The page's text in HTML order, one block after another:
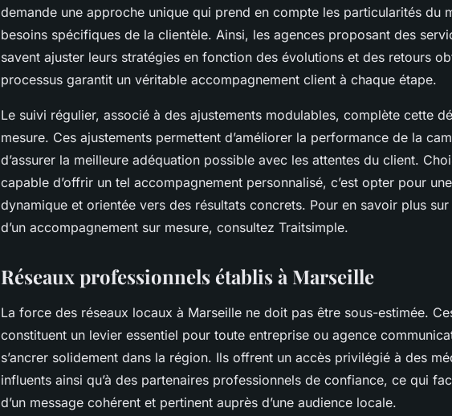
demande une approche unique qui prend en compte les particularités du
besoins spécifiques de la clientèle. Ainsi, les agences proposant des
savent ajuster leurs stratégies en fonction des évolutions et des retours
processus garantit un véritable accompagnement client à chaque étape.
Le suivi régulier, associé à des ajustements modulables, complète cette
mesure. Ces ajustements permettent d’améliorer la performance de la
d’assurer la meilleure adéquation possible avec les attentes du client.
capable d’offrir un tel accompagnement personnalisé, c’est opter pour
dynamique et orientée vers des résultats concrets. Pour en savoir plus
d’un accompagnement sur mesure, consultez Traitsimple.
Réseaux professionnels établis à Marseille
La force des réseaux locaux à Marseille ne doit pas être sous-estimée.
constituent un levier essentiel pour toute entreprise ou agence
s’ancrer solidement dans la région. Ils offrent un accès privilégié à des
influents ainsi qu’à des partenaires professionnels de confiance, ce qui
d’un message cohérent et pertinent auprès d’une audience locale.